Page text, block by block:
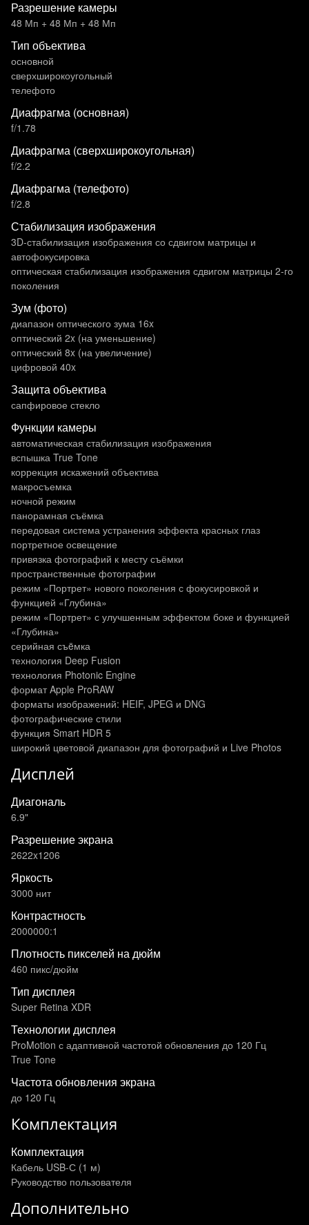
Разрешение камеры
48 Мп + 48 Мп + 48 Мп
Тип объектива
основной
сверхширокоугольный
телефото
Диафрагма (основная)
f/1.78
Диафрагма (сверхширокоугольная)
f/2.2
Диафрагма (телефото)
f/2.8
Стабилизация изображения
3D-стабилизация изображения со сдвигом матрицы и
автофокусировка
оптическая стабилизация изображения сдвигом матрицы 2-го
поколения
Зум (фото)
диапазон оптического зума 16x
оптический 2x (на уменьшение)
оптический 8x (на увеличение)
цифровой 40x
Защита объектива
сапфировое стекло
Функции камеры
автоматическая стабилизация изображения
вспышка True Tone
коррекция искажений объектива
макросъемка
ночной режим
панорамная съёмка
передовая система устранения эффекта красных глаз
портретное освещение
привязка фотографий к месту съёмки
пространственные фотографии
режим «Портрет» нового поколения с фокусировкой и
функцией «Глубина»
режим «Портрет» с улучшенным эффектом боке и функцией
«Глубина»
серийная съëмка
технология Deep Fusion
технология Photonic Engine
формат Apple ProRAW
форматы изображений: HEIF, JPEG и DNG
фотографические стили
функция Smart HDR 5
широкий цветовой диапазон для фотографий и Live Photos
Дисплей
Диагональ
6.9"
Разрешение экрана
2622x1206
Яркость
3000 нит
Контрастность
2000000:1
Плотность пикселей на дюйм
460 пикс/дюйм
Тип дисплея
Super Retina XDR
Технологии дисплея
ProMotion с адаптивной частотой обновления до 120 Гц
True Tone
Частота обновления экрана
до 120 Гц
Комплектация
Комплектация
Кабель USB-С (1 м)
Руководство пользователя
Дополнительно